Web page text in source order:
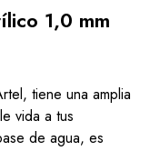
1,0 mm
tiene una amplia
vida a tus
de agua, es